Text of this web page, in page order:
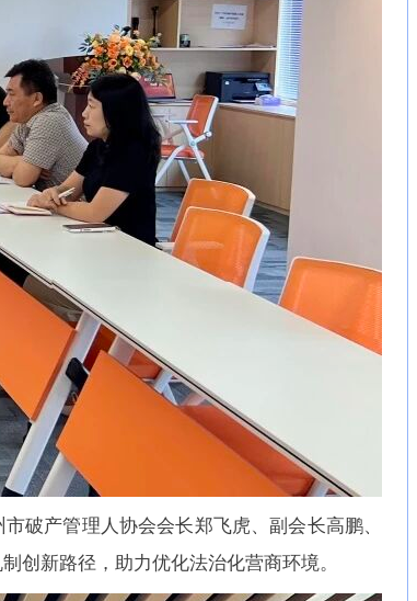
破产管理人协会会长郑飞虎、副会长高鹏、
创新路径，助力优化法治化营商环境。